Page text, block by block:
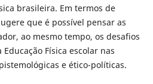
brasileira. Em termos de
que é possível pensar as
ao mesmo tempo, os desafios
Física escolar nas
e ético-políticas.